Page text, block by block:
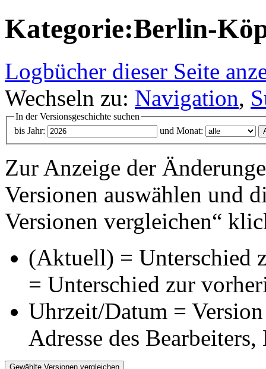
Kategorie:Berlin-
Logbücher dieser Seite
Wechseln zu: Navigation,
In der Versionsgeschichte suchen
bis Jahr:
und Monat:
Zur Anzeige der
Versionen auswählen und
Versionen vergleichen“
(Aktuell) = Unterschied
= Unterschied zur
Uhrzeit/Datum =
Adresse des